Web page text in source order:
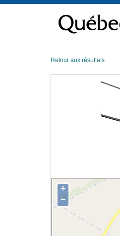
contenu
Retour aux résultats
+
−